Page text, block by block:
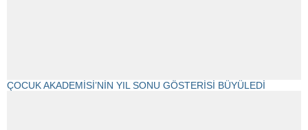
ÇOCUK AKADEMİSİ’NİN YIL SONU GÖSTERİSİ BÜYÜLEDİ